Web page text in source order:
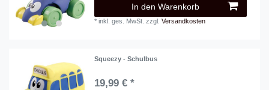
In den Warenkorb
*inkl. ges. MwSt. zzgl.Versandkosten
Squeezy - Schulbus
19,99 € *